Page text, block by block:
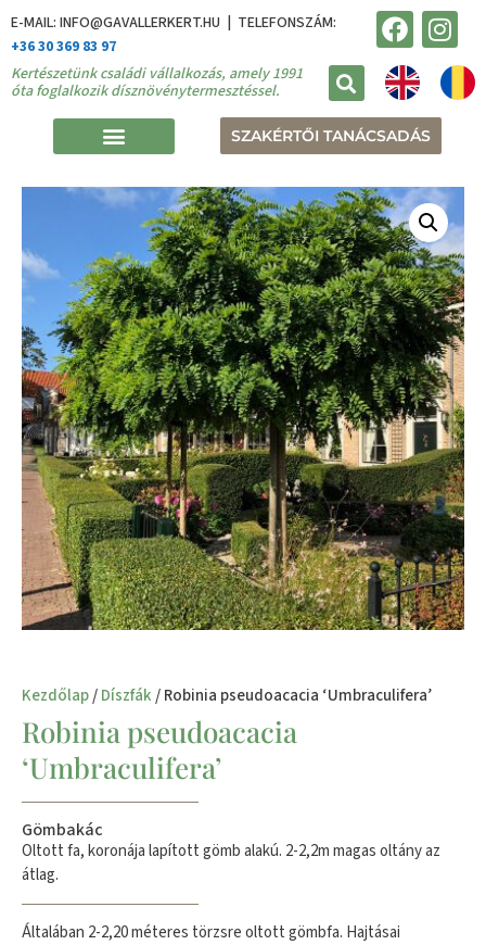
E-MAIL: INFO@GAVALLERKERT.HU | TELEFONSZÁM:
+36 30 369 83 97
Kertészetünk családi vállalkozás, amely 1991
óta foglalkozik dísznövénytermesztéssel.
SZAKÉRTŐI TANÁCSADÁS
Kezdőlap/Díszfák/ Robinia pseudoacacia ‘Umbraculifera’
Robinia pseudoacacia
‘Umbraculifera’
Gömbakác
Oltott fa, koronája lapított gömb alakú. 2-2,2m magas oltány az
átlag.
Általában 2-2,20 méteres törzsre oltott gömbfa. Hajtásai